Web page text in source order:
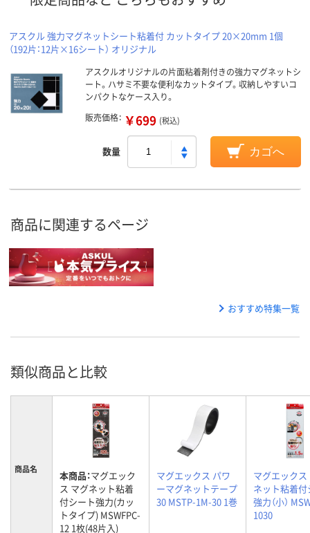
アスクル 強力マグネットシート粘着付 カットタイプ 20×20mm 1個
（192片：12片×16シート） オリジナル
アスクルオリジナルの片面粘着剤付きの強力マグネットシ
ート。ハサミ不要な便利なカットタイプ。収納しやすいコ
ンパクトなケース入り。
販売価格： ￥699 (税込)
数量 カゴへ
商品に関連するページ
おすすめ特集一覧
類似商品と比較
商品名 本商品：マグエック
ス マグネット粘着
付シート強力(カッ
トタイプ) MSWFPC-
12 1枚(48片入)
マグエックス パワ
ーマグネットテープ
30 MSTP-1M-30 1巻
マグエック
ネット粘着
強力（小）
1030